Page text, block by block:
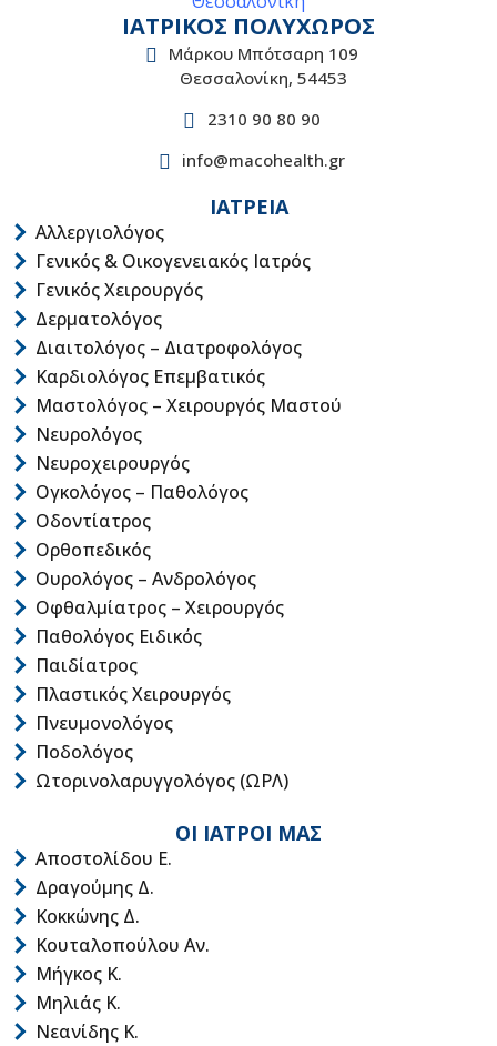
ΙΑΤΡΙΚΟΣ ΠΟΛΥΧΩΡΟΣ
Μάρκου Μπότσαρη 109
Θεσσαλονίκη, 54453
2310 90 80 90
info@macohealth.gr
ΙΑΤΡΕΙΑ
Αλλεργιολόγος
Γενικός & Οικογενειακός Ιατρός
Γενικός Χειρουργός
Δερματολόγος
Διαιτολόγος – Διατροφολόγος
Καρδιολόγος Επεμβατικός
Μαστολόγος – Χειρουργός Μαστού
Νευρολόγος
Νευροχειρουργός
Ογκολόγος – Παθολόγος
Οδοντίατρος
Ορθοπεδικός
Ουρολόγος – Ανδρολόγος
Οφθαλμίατρος – Χειρουργός
Παθολόγος Ειδικός
Παιδίατρος
Πλαστικός Χειρουργός
Πνευμονολόγος
Ποδολόγος
Ωτορινολαρυγγολόγος (ΩΡΛ)
ΟΙ ΙΑΤΡΟΙ ΜΑΣ
Αποστολίδου Ε.
Δραγούμης Δ.
Κοκκώνης Δ.
Κουταλοπούλου Αν.
Μήγκος Κ.
Μηλιάς Κ.
Νεανίδης Κ.